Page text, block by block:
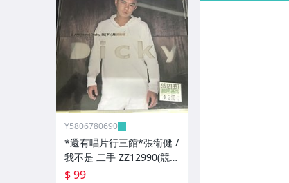
Y5806780690
*還有唱片行三館*張衛健 /
我不是 二手 ZZ12990(競
標)(補單
$ 99